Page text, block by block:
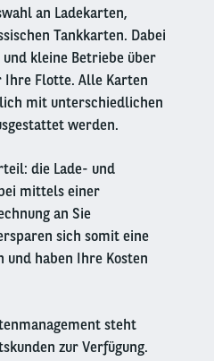
an Ladekarten,
Tankkarten. Dabei
kleine Betriebe über
Ihre Flotte. Alle Karten
mit unterschiedlichen
werden.
die Lade- und
mittels einer
an Sie
sich somit eine
und haben Ihre Kosten
steht
zur Verfügung.